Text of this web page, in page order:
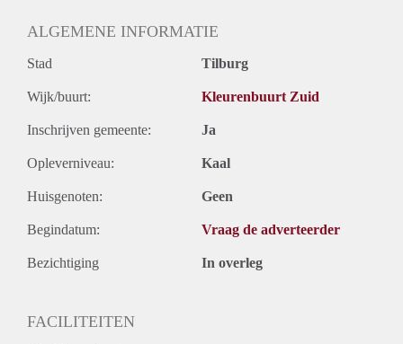
ALGEMENE INFORMATIE
Stad Tilburg
Wijk/buurt: Kleurenbuurt Zuid
Inschrijven gemeente: Ja
Opleverniveau: Kaal
Huisgenoten: Geen
Begindatum: Vraag de adverteerder
Bezichtiging In overleg
FACILITEITEN